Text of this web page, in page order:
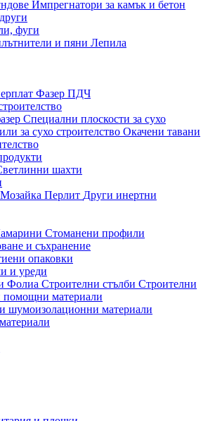
Импрегнатори за камък и бетон
фуги
и пяни Лепила
Фазер ПДЧ
Специални плоскости за сухо
за сухо строителство Окачени тавани
шахти
Мозайкa Перлит Други инертни
Стоманени профили
и съхранение
опаковки
и уреди
Фолиа Строителни стълби Строителни
помощни материали
шумоизолационни материали